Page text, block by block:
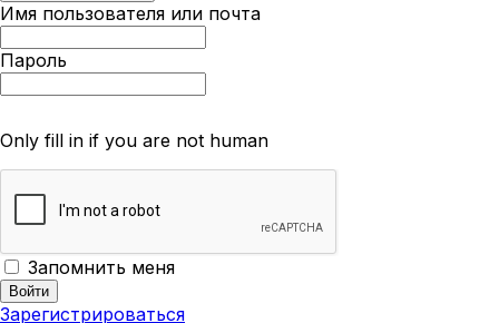
Имя пользователя или почта
Пароль
Only fill in if you are not human
Запомнить меня
Зарегистрироваться